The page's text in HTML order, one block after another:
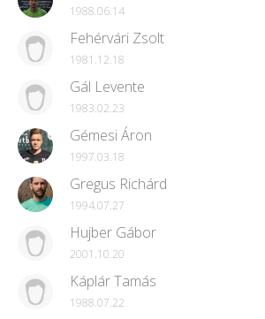
1988.06.14
Fehérvári Zsolt
1981.12.18
Gál Levente
1983.02.23
Gémesi Áron
1997.03.18
Gregus Richárd
1994.07.27
Hujber Gábor
2001.10.20
Káplár Tamás
1988.07.22